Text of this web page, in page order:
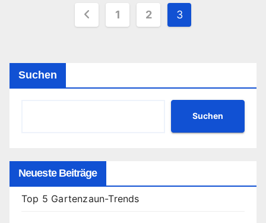
Seitennummerierung
1 2 3
Suchen
Suchen
Neueste Beiträge
Top 5 Gartenzaun-Trends